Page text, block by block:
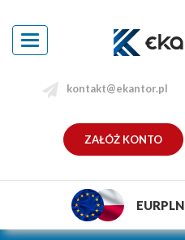
Toggle
navigation
kontakt@ekantor.pl
ZAŁÓŻ KONTO
EURPLN